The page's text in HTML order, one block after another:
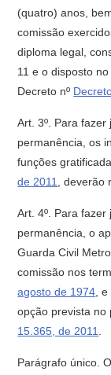
(quatro) anos,
comissão
diploma legal,
11 e o disposto
Decreto nº
Art. 3º. Para
permanência, os
funções
de 2011
,
Art. 4º. Para
permanência, o
Guarda Civil
comissão nos
agosto de 1974 ,
opção prevista no
15.365, de 2011
Parágrafo único.